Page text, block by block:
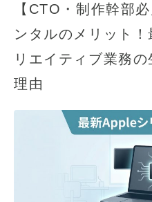
【CTO・制作幹部
ンタルのメリット
リエイティブ業務
理由